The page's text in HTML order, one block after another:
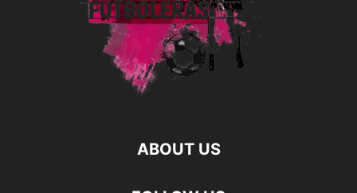
ABOUT US